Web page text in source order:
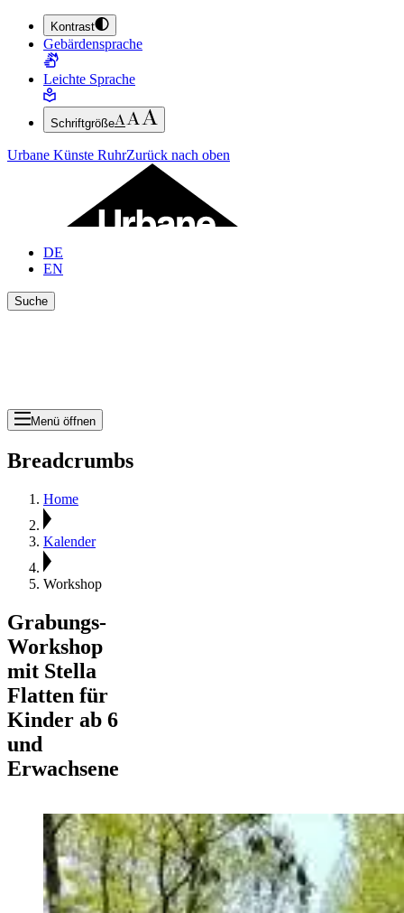
ZUM HAUPTINHALT SPRINGEN (ENTER DRÜCKEN)
ZUM FUSSBEREICH SPRINGEN (ENTER DRÜCKEN)
Kontrast
Gebärdensprache
Leichte Sprache
Schriftgröße
Urbane Künste RuhrZurück nach oben
DE
EN
Suche
Menü öffnen
Breadcrumbs
Home
Kalender
Workshop
Grabungs-
Workshop
mit Stella
Flatten für
Kinder ab 6
und
Erwachsene